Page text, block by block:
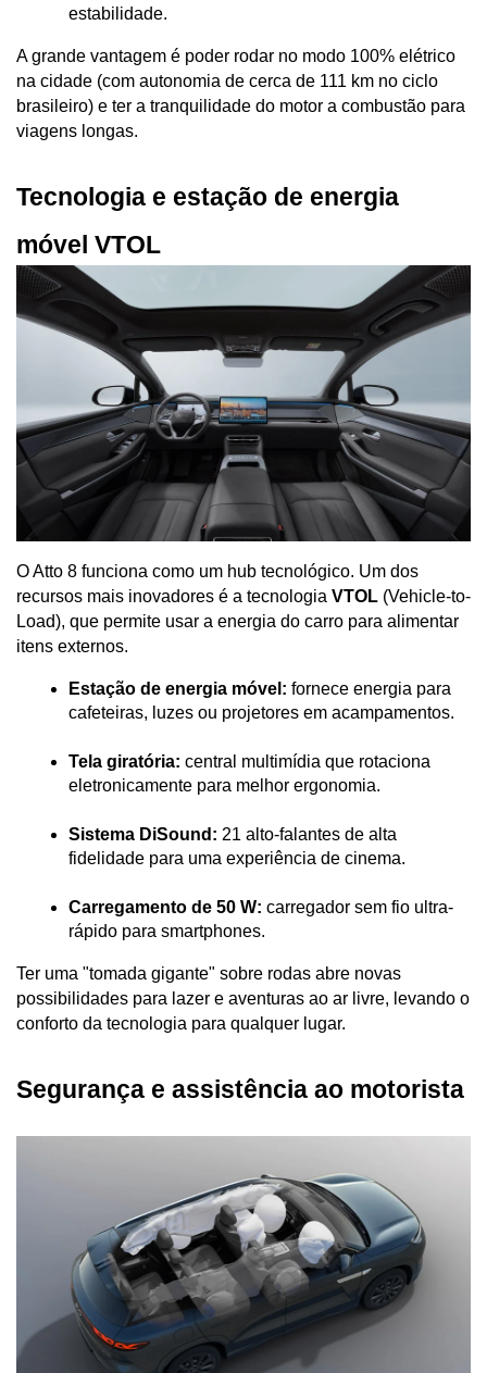
estabilidade.
A grande vantagem é poder rodar no modo 100% elétrico
na cidade (com autonomia de cerca de 111 km no ciclo
brasileiro) e ter a tranquilidade do motor a combustão para
viagens longas.
Tecnologia e estação de energia
móvel VTOL
O Atto 8 funciona como um hub tecnológico. Um dos
recursos mais inovadores é a tecnologia VTOL (Vehicle-to-
Load), que permite usar a energia do carro para alimentar
itens externos.
Estação de energia móvel: fornece energia para
cafeteiras, luzes ou projetores em acampamentos.
Tela giratória: central multimídia que rotaciona
eletronicamente para melhor ergonomia.
Sistema DiSound: 21 alto-falantes de alta
fidelidade para uma experiência de cinema.
Carregamento de 50 W: carregador sem fio ultra-
rápido para smartphones.
Ter uma "tomada gigante" sobre rodas abre novas
possibilidades para lazer e aventuras ao ar livre, levando o
conforto da tecnologia para qualquer lugar.
Segurança e assistência ao motorista